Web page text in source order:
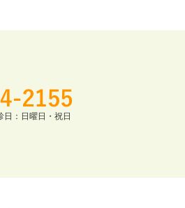
：日曜日・祝日